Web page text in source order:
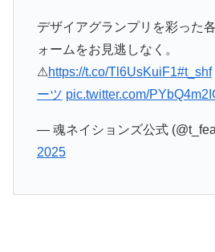
デザイアグランプリを彩った
ォームをお見逃しなく。
⚠https://t.co/Tl6UsKuiF1#t_shf
ーツ pic.twitter.com/
— 魂ネイションズ公式
2025